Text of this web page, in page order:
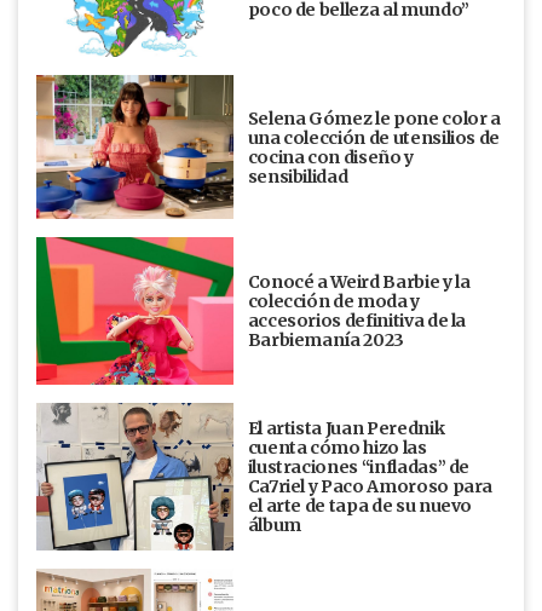
poco de belleza al mundo”
Selena Gómez le pone color a
una colección de utensilios de
cocina con diseño y
sensibilidad
Conocé a Weird Barbie y la
colección de moda y
accesorios definitiva de la
Barbiemanía 2023
El artista Juan Perednik
cuenta cómo hizo las
ilustraciones “infladas” de
Ca7riel y Paco Amoroso para
el arte de tapa de su nuevo
álbum